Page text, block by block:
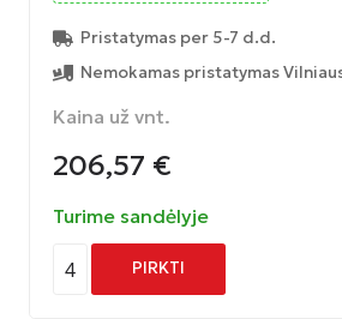
Pristatymas per 5-7 d.d.
Nemokamas pristatymas
Kaina už vnt.
206,57 €
Turime sandėlyje
4 PIRKTI